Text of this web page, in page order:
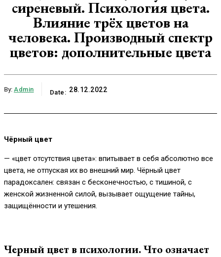
сиреневый. Психология цвета.
Влияние трёх цветов на
человека. Производный спектр
цветов: дополнительные цвета
By: Admin Date: 28.12.2022
Чёрный цвет
— «цвет отсутствия цвета»: впитывает в себя абсолютно все
цвета, не отпуская их во внешний мир. Чёрный цвет
парадоксален: связан с бесконечностью, с тишиной, с
женской жизненной силой, вызывает ощущение тайны,
защищённости и утешения.
Черный цвет в психологии. Что означает